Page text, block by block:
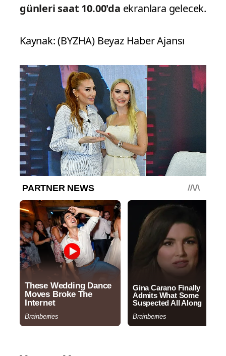
günleri saat 10.00'da ekranlara gelecek.
Kaynak: (BYZHA) Beyaz Haber Ajansı